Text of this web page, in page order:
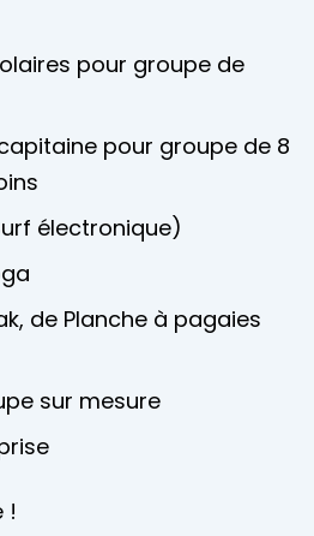
pour groupe de
pour groupe de 8
électronique)
de Planche à pagaies
sur mesure
!